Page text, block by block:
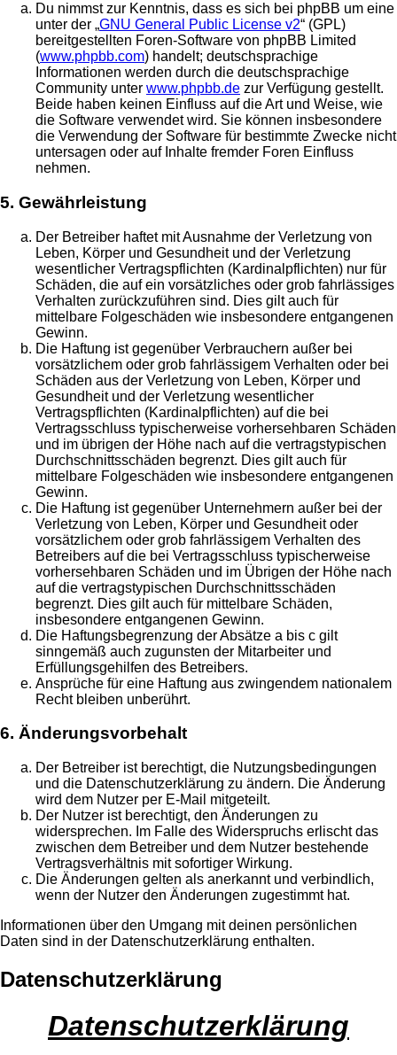
Du nimmst zur Kenntnis, dass es sich bei phpBB um eine
unter der „GNU General Public License v2“ (GPL)
bereitgestellten Foren-Software von phpBB Limited
(www.phpbb.com) handelt; deutschsprachige
Informationen werden durch die deutschsprachige
Community unter www.phpbb.de zur Verfügung gestellt.
Beide haben keinen Einfluss auf die Art und Weise, wie
die Software verwendet wird. Sie können insbesondere
die Verwendung der Software für bestimmte Zwecke nicht
untersagen oder auf Inhalte fremder Foren Einfluss
nehmen.
5. Gewährleistung
Der Betreiber haftet mit Ausnahme der Verletzung von
Leben, Körper und Gesundheit und der Verletzung
wesentlicher Vertragspflichten (Kardinalpflichten) nur für
Schäden, die auf ein vorsätzliches oder grob fahrlässiges
Verhalten zurückzuführen sind. Dies gilt auch für
mittelbare Folgeschäden wie insbesondere entgangenen
Gewinn.
Die Haftung ist gegenüber Verbrauchern außer bei
vorsätzlichem oder grob fahrlässigem Verhalten oder bei
Schäden aus der Verletzung von Leben, Körper und
Gesundheit und der Verletzung wesentlicher
Vertragspflichten (Kardinalpflichten) auf die bei
Vertragsschluss typischerweise vorhersehbaren Schäden
und im übrigen der Höhe nach auf die vertragstypischen
Durchschnittsschäden begrenzt. Dies gilt auch für
mittelbare Folgeschäden wie insbesondere entgangenen
Gewinn.
Die Haftung ist gegenüber Unternehmern außer bei der
Verletzung von Leben, Körper und Gesundheit oder
vorsätzlichem oder grob fahrlässigem Verhalten des
Betreibers auf die bei Vertragsschluss typischerweise
vorhersehbaren Schäden und im Übrigen der Höhe nach
auf die vertragstypischen Durchschnittsschäden
begrenzt. Dies gilt auch für mittelbare Schäden,
insbesondere entgangenen Gewinn.
Die Haftungsbegrenzung der Absätze a bis c gilt
sinngemäß auch zugunsten der Mitarbeiter und
Erfüllungsgehilfen des Betreibers.
Ansprüche für eine Haftung aus zwingendem nationalem
Recht bleiben unberührt.
6. Änderungsvorbehalt
Der Betreiber ist berechtigt, die Nutzungsbedingungen
und die Datenschutzerklärung zu ändern. Die Änderung
wird dem Nutzer per E-Mail mitgeteilt.
Der Nutzer ist berechtigt, den Änderungen zu
widersprechen. Im Falle des Widerspruchs erlischt das
zwischen dem Betreiber und dem Nutzer bestehende
Vertragsverhältnis mit sofortiger Wirkung.
Die Änderungen gelten als anerkannt und verbindlich,
wenn der Nutzer den Änderungen zugestimmt hat.
Informationen über den Umgang mit deinen persönlichen
Daten sind in der Datenschutzerklärung enthalten.
Datenschutzerklärung
Datenschutzerklärung